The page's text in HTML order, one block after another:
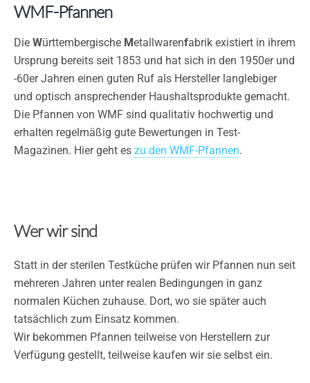
WMF-Pfannen
Die Württembergische Metallwarenfabrik existiert in ihrem
Ursprung bereits seit 1853 und hat sich in den 1950er und
-60er Jahren einen guten Ruf als Hersteller langlebiger
und optisch ansprechender Haushaltsprodukte gemacht.
Die Pfannen von WMF sind qualitativ hochwertig und
erhalten regelmäßig gute Bewertungen in Test-
Magazinen. Hier geht es zu den WMF-Pfannen.
Wer wir sind
Statt in der sterilen Testküche prüfen wir Pfannen nun seit
mehreren Jahren unter realen Bedingungen in ganz
normalen Küchen zuhause. Dort, wo sie später auch
tatsächlich zum Einsatz kommen.
Wir bekommen Pfannen teilweise von Herstellern zur
Verfügung gestellt, teilweise kaufen wir sie selbst ein.